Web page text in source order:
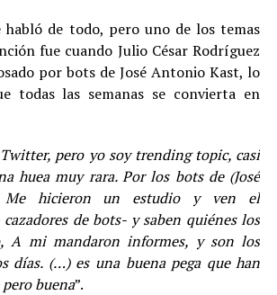
habló de todo, pero uno de los temas
fue cuando Julio César Rodríguez
por bots de José Antonio Kast, lo
todas las semanas se convierta en
pero yo soy trending topic, casi
huea muy rara. Por los bots de (José
Me hicieron un estudio y ven el
de bots- y saben quiénes los
A mi mandaron informes, y son los
días. (…) es una buena pega que han
buena”.